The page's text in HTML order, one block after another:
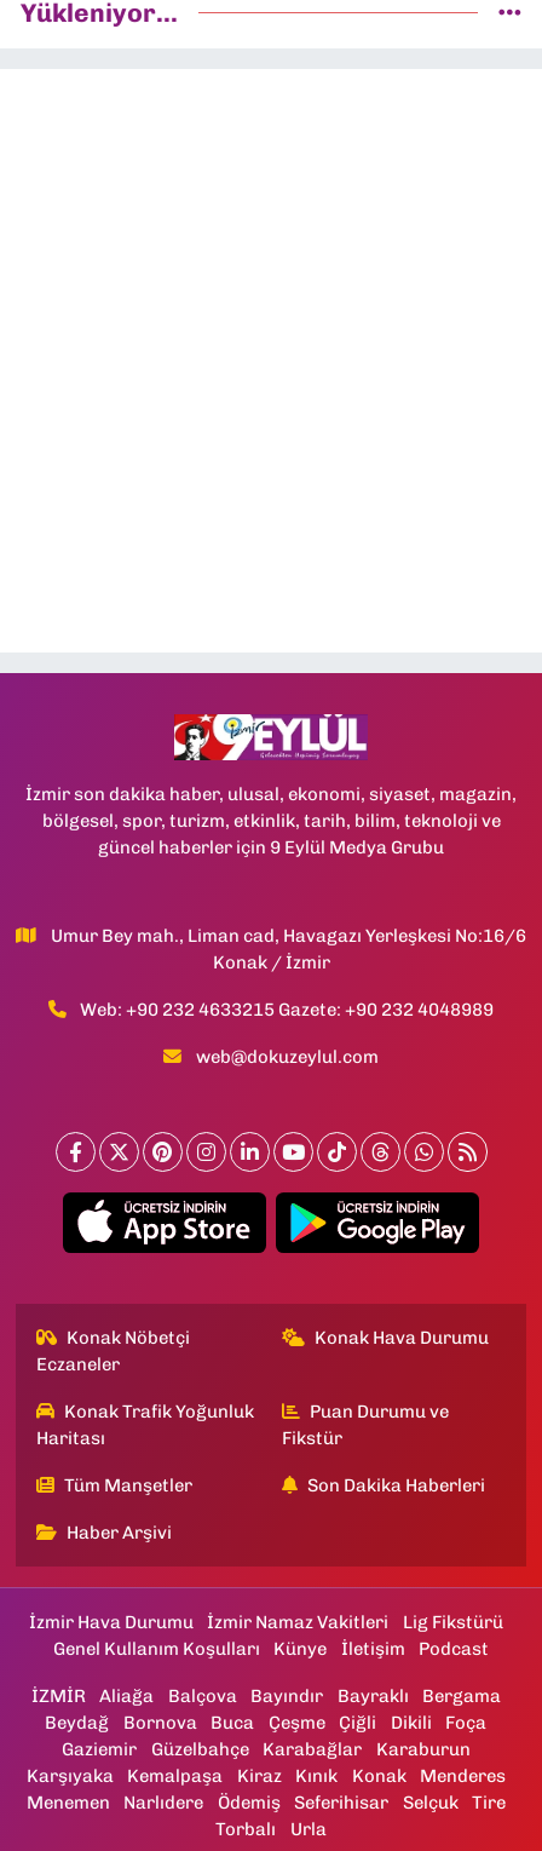
Yükleniyor...
İzmir son dakika haber, ulusal, ekonomi, siyaset, magazin,
bölgesel, spor, turizm, etkinlik, tarih, bilim, teknoloji ve
güncel haberler için 9 Eylül Medya Grubu
Umur Bey mah., Liman cad, Havagazı Yerleşkesi No:16/6
Konak / İzmir
Web: +90 232 4633215 Gazete: +90 232 4048989
web@dokuzeylul.com
Konak Nöbetçi
Eczaneler
Konak Hava Durumu
Konak Trafik Yoğunluk
Haritası
Puan Durumu ve
Fikstür
Tüm Manşetler Son Dakika Haberleri
Haber Arşivi
İzmir Hava Durumu İzmir Namaz Vakitleri
Lig Fikstürü
Genel Kullanım Koşulları
Künye İletişim Podcast
İZMİR Aliağa Balçova Bayındır Bayraklı
Bergama
Beydağ
Bornova Buca Çeşme Çiğli Dikili
Foça
Gaziemir
Güzelbahçe Karabağlar
Karaburun
Karşıyaka
Kemalpaşa Kiraz Kınık Konak
Menderes
Menemen
Narlıdere Ödemiş Seferihisar Selçuk
Tire
Torbalı
Urla